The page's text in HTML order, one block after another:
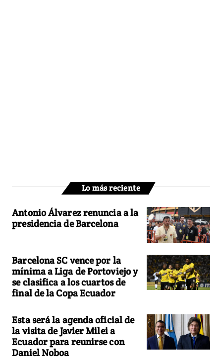
Lo más reciente
Antonio Álvarez renuncia a la
presidencia de Barcelona
Barcelona SC vence por la
mínima a Liga de Portoviejo y
se clasifica a los cuartos de
final de la Copa Ecuador
Esta será la agenda oficial de
la visita de Javier Milei a
Ecuador para reunirse con
Daniel Noboa